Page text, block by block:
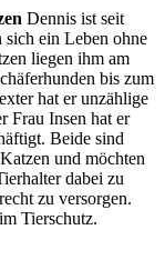
Dennis ist seit
ein Leben ohne
liegen ihm am
bis zum
hat er unzählige
Frau Insen hat er
Beide sind
und möchten
dabei zu
zu versorgen.
Tierschutz.